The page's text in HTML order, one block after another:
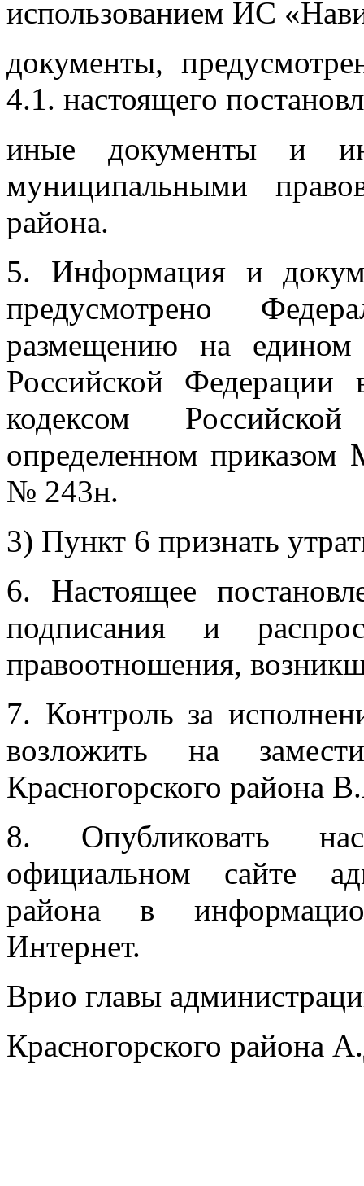
использованием ИС
документы,
4.1. настоящего
иные документы и
муниципальными
района.
5. Информация и
предусмотрено
размещению на едином
Российской
кодексом
определенном
№ 243н.
3) Пункт 6 признать
6. Настоящее
подписания и
правоотношения,
7. Контроль за
возложить на
Красногорского района
8. Опубликовать
официальном сайте
района в
Интернет.
Врио главы
Красногорского района